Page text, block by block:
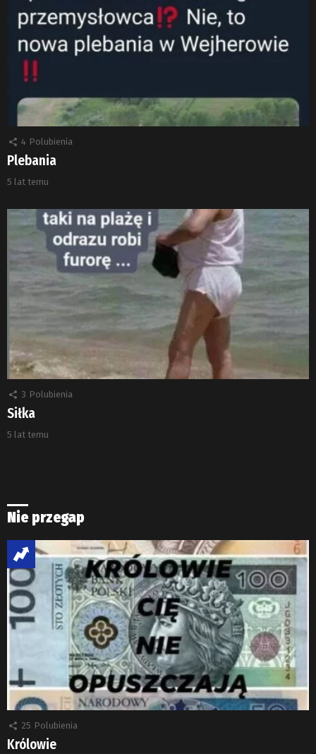
4 Polubienia
Plebania
5 lat temu
3 Polubienia
Siłka
5 lat temu
Nie przegap
25 Polubienia
Królowie